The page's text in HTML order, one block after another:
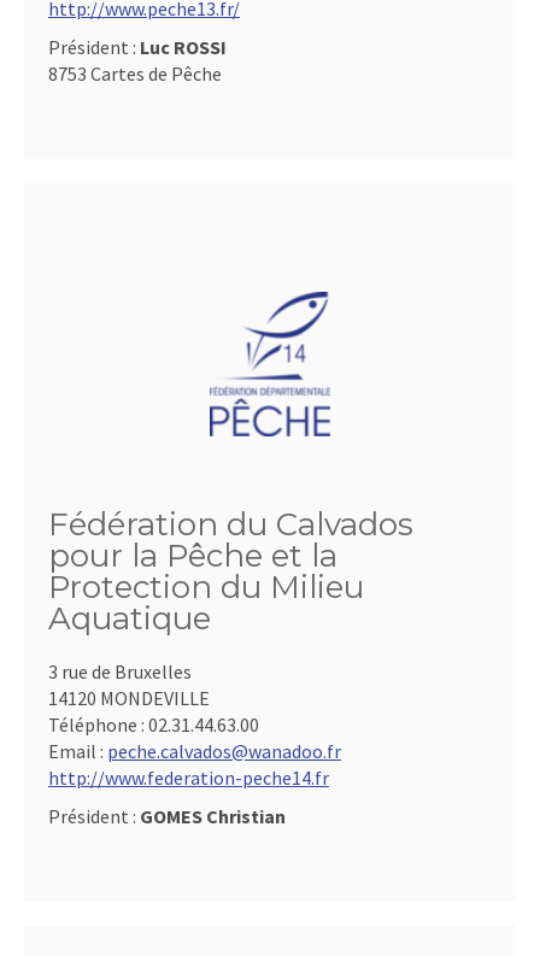
http://www.peche13.fr/
Président : Luc ROSSI
8753 Cartes de Pêche
Fédération du Calvados
pour la Pêche et la
Protection du Milieu
Aquatique
3 rue de Bruxelles
14120 MONDEVILLE
Téléphone : 02.31.44.63.00
Email : peche.calvados@wanadoo.fr
http://www.federation-peche14.fr
Président : GOMES Christian